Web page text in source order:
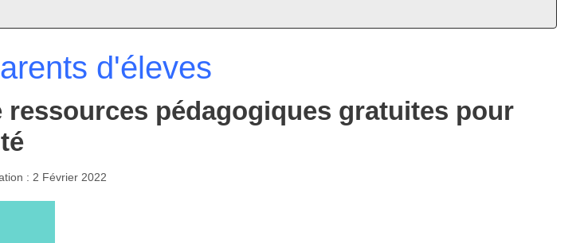
d'éleves
ressources pédagogiques gratuites pour
: 2 Février 2022